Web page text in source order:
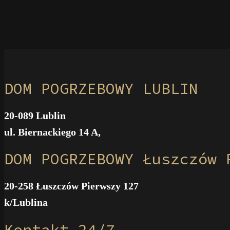
DOM POGRZEBOWY LUBLIN
20-089 Lublin
ul. Biernackiego 14 A,
DOM POGRZEBOWY
20-258 Łuszczów Pierwszy 127
k/Lublina